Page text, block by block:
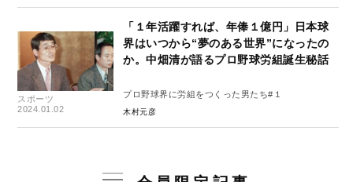
スポーツ
2024.01.02
「１年活躍すれば、年俸１億円」日本球
界はいつから“夢のある世界”になったの
か。中畑清が語るプロ野球労組誕生秘話
プロ野球界に労組をつくった男たち#１
木村元彦